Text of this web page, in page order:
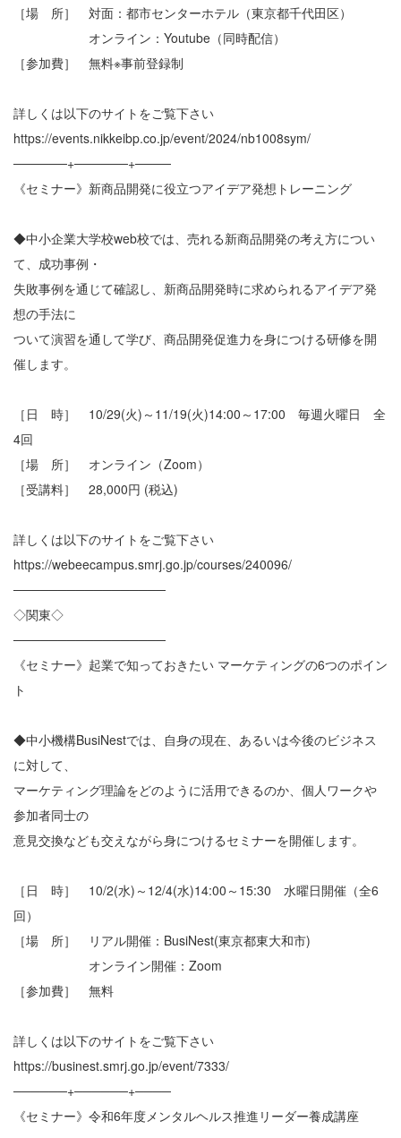
［場 所］ 対面：都市センターホテル（東京都千代田区）
オンライン：Youtube（同時配信）
［参加費］ 無料※事前登録制
詳しくは以下のサイトをご覧下さい
https://events.nikkeibp.co.jp/event/2024/nb1008sym/
──────+──────+────
《セミナー》新商品開発に役立つアイデア発想トレーニング
◆中小企業大学校web校では、売れる新商品開発の考え方につい
て、成功事例・
失敗事例を通じて確認し、新商品開発時に求められるアイデア発
想の手法に
ついて演習を通して学び、商品開発促進力を身につける研修を開
催します。
［日 時］ 10/29(火)～11/19(火)14:00～17:00 毎週火曜日 全
4回
［場 所］ オンライン（Zoom）
［受講料］ 28,000円 (税込)
詳しくは以下のサイトをご覧下さい
https://webeecampus.smrj.go.jp/courses/240096/
─────────────────
◇関東◇
─────────────────
《セミナー》起業で知っておきたい マーケティングの6つのポイン
ト
◆中小機構BusiNestでは、自身の現在、あるいは今後のビジネス
に対して、
マーケティング理論をどのように活用できるのか、個人ワークや
参加者同士の
意見交換なども交えながら身につけるセミナーを開催します。
［日 時］ 10/2(水)～12/4(水)14:00～15:30 水曜日開催（全6
回）
［場 所］ リアル開催：BusiNest(東京都東大和市)
オンライン開催：Zoom
［参加費］ 無料
詳しくは以下のサイトをご覧下さい
https://businest.smrj.go.jp/event/7333/
──────+──────+────
《セミナー》令和6年度メンタルヘルス推進リーダー養成講座